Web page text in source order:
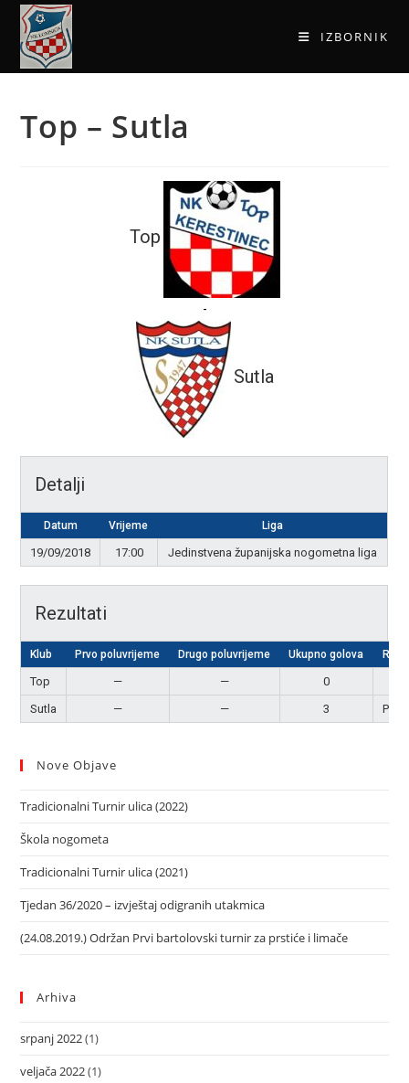
IZBORNIK
Top – Sutla
Top
-
Sutla
Detalji
Datum Vrijeme Liga
19/09/2018 17:00 Jedinstvena županijska nogometna liga
Rezultati
Klub Prvo poluvrijeme Drugo poluvrijeme Ukupno golova
Top — — 0
Sutla
— — 3
Nove Objave
Tradicionalni Turnir ulica (2022)
Škola nogometa
Tradicionalni Turnir ulica (2021)
Tjedan 36/2020 – izvještaj odigranih utakmica
(24.08.2019.) Održan Prvi bartolovski turnir za prstiće i limače
Arhiva
srpanj 2022(1)
veljača 2022(1)